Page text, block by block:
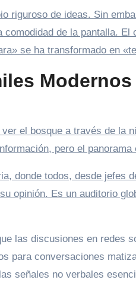
riguroso de ideas. Sin
de la pantalla. El
se ha transformado en
Modernos
el bosque a través de la
pero el
donde todos, desde jefes
opinión. Es un auditorio
las discusiones en redes
para conversaciones
señales no verbales